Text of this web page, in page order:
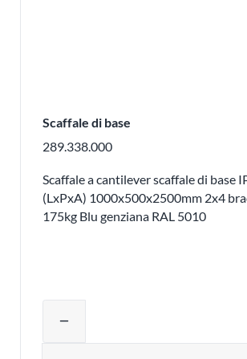
Scaffale di base
289.338.000
Scaffale a cantilever scaffale di base
(LxPxA) 1000x500x2500mm 2x4
175kg Blu genziana RAL 5010
remove